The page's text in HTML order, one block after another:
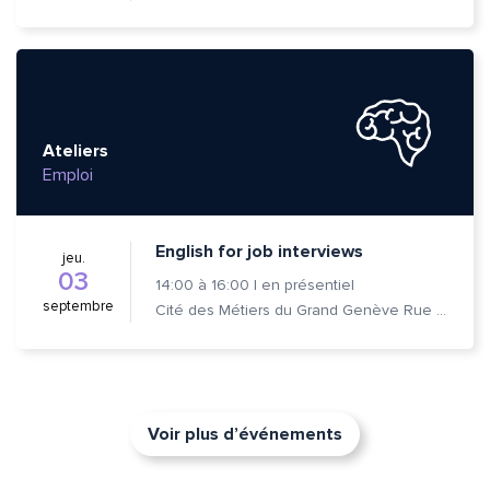
Ateliers
Emploi
jeu.
03
septembre
English for job interviews
14:00 à 16:00 | en présentiel
Cité des Métiers du Grand Genève Rue Prévost-Martin 6 1205 Genève
Voir plus d’événements